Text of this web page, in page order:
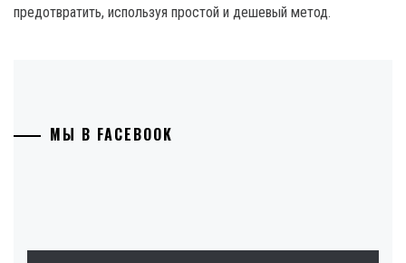
предотвратить, используя простой и дешевый метод.
МЫ В FACEBOOK